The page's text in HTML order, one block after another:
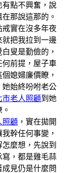
點不興奮，說
那說這那的。
實在沒多年夜
把我拉到一邊
叟是勤儉的，
前提，屋子車
媳婦廉價瞭，
她始終吩咐老公
市老人照顧到她
照顧 ，實在拋開
幹任何事變，
怎麼想，先說到
，都是雞毛蒜
見仍是什麼問